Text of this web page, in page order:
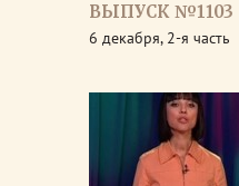
ВЫПУСК №1103
6 декабря, 2-я часть